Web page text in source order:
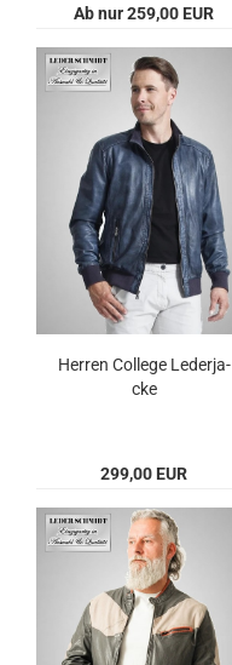
Ab nur 259,00 EUR
Her­ren Col­le­ge Le­der­ja­
cke
299,00 EUR